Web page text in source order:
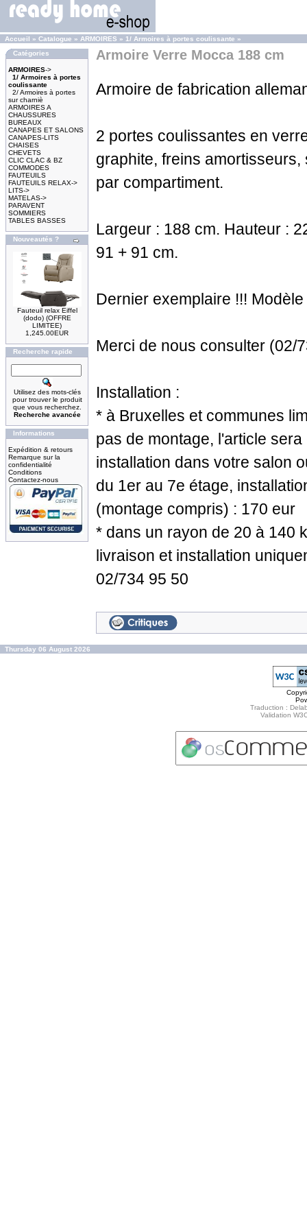
Accueil » Catalogue » ARMOIRES » 1/ Armoires à portes coulissante »
Catégories
ARMOIRES->
1/ Armoires à portes
coulissante
2/ Armoires à portes
sur charniè
ARMOIRES A
CHAUSSURES
BUREAUX
CANAPES ET SALONS
CANAPES-LITS
CHAISES
CHEVETS
CLIC CLAC & BZ
COMMODES
FAUTEUILS
FAUTEUILS RELAX->
LITS->
MATELAS->
PARAVENT
SOMMIERS
TABLES BASSES
Nouveautés ?
Fauteuil relax Eiffel
(dodo) (OFFRE
LIMITEE)
1,245.00EUR
Recherche rapide
Utilisez des mots-clés
pour trouver le produit
que vous recherchez.
Recherche avancée
Informations
Expédition & retours
Remarque sur la
confidentialité
Conditions
Contactez-nous
Armoire Verre Mocca 188 cm
Armoire de fabrication
2 portes coulissantes en
graphite, freins
par compartiment.
Largeur : 188 cm. Hauteur :
91 + 91 cm.
Dernier exemplaire !!!
Merci de nous consulter (02/
Installation :
* à Bruxelles et communes
pas de montage, l'article
installation dans votre salon
du 1er au 7e étage,
(montage compris) : 170 eur
* dans un rayon de 20 à 140
livraison et installation
02/734 95 50
Thursday 06 August 2026
Traduction :
Validation